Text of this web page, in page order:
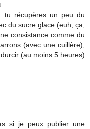
tu récupères un peu du
du sucre glace (euh, ça,
consistance comme du
(avec une cuillère),
(au moins 5 heures)
si je peux publier une